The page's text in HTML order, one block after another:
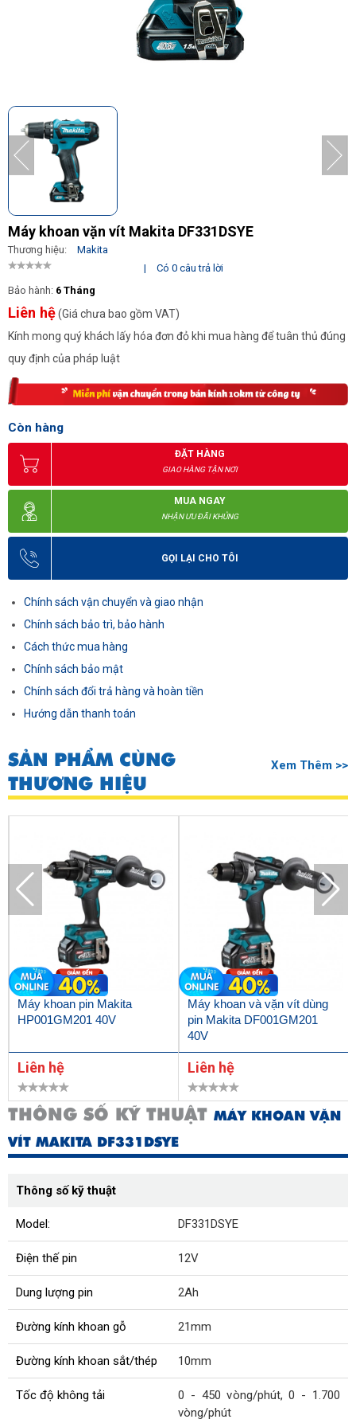
Máy khoan vặn vít Makita DF331DSYE
Thương hiệu:
Makita
|
Có 0 câu trả lời
Bảo hành: 6 Tháng
Liên hệ(Giá chưa bao gồm VAT)
Kính mong quý khách lấy hóa đơn đỏ khi mua hàng để tuân thủ đúng
quy định của pháp luật
Còn hàng
ĐẶT HÀNG
GIAO HÀNG TẬN NƠI
MUA NGAY
NHẬN ƯU ĐÃI KHỦNG
GỌI LẠI CHO TÔI
Chính sách vận chuyển và giao nhận
Chính sách bảo trì, bảo hành
Cách thức mua hàng
Chính sách bảo mật
Chính sách đổi trả hàng và hoàn tiền
Hướng dẫn thanh toán
SẢN PHẨM CÙNG
THƯƠNG HIỆU
Xem Thêm >>
Máy khoan pin Makita
HP001GM201 40V
Liên hệ
Máy khoan và vặn vít dùng
pin Makita DF001GM201
40V
Liên hệ
THÔNG SỐ KỸ THUẬT MÁY KHOAN VẶN
VÍT MAKITA DF331DSYE
Thông số kỹ thuật
Model: DF331DSYE
Điện thế pin 12V
Dung lượng pin 2Ah
Đường kính khoan gỗ 21mm
Đường kính khoan sắt/thép 10mm
Tốc độ không tải
0 - 450 vòng/phút, 0 - 1.700
vòng/phút